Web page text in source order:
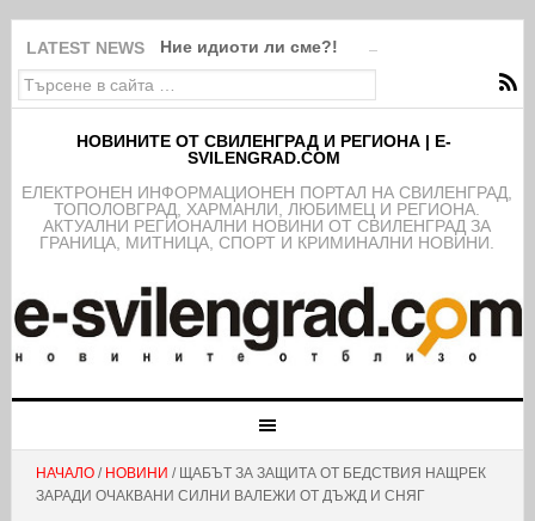
LATEST NEWS Ние идиоти ли сме?!
НОВИНИТЕ ОТ СВИЛЕНГРАД И РЕГИОНА | E-
SVILENGRAD.COM
EЛЕКТРОНЕН ИНФОРМАЦИОНЕН ПОРТАЛ НА СВИЛЕНГРАД,
ТОПОЛОВГРАД, ХАРМАНЛИ, ЛЮБИМЕЦ И РЕГИОНА.
АКТУАЛНИ РЕГИОНАЛНИ НОВИНИ ОТ СВИЛЕНГРАД ЗА
ГРАНИЦА, МИТНИЦА, СПОРТ И КРИМИНАЛНИ НОВИНИ.
НАЧАЛО/ НОВИНИ / ЩАБЪТ ЗА ЗАЩИТА ОТ БЕДСТВИЯ НАЩРЕК
ЗАРАДИ ОЧАКВАНИ СИЛНИ ВАЛЕЖИ ОТ ДЪЖД И СНЯГ